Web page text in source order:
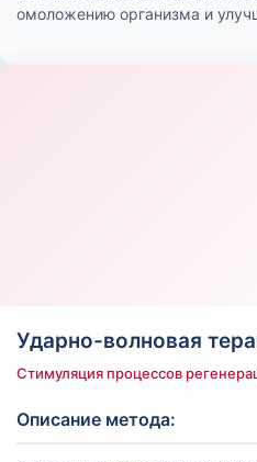
омоложению организма и
Ударно-волновая
Стимуляция процессов
Описание метода: